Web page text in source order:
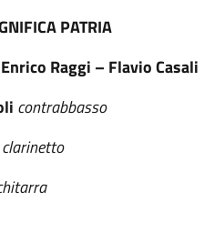
PATRIA
Raggi – Flavio Casali
contrabbasso
clarinetto